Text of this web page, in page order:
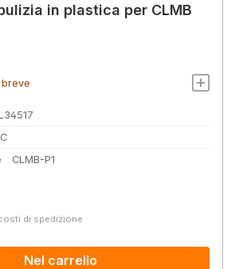
in plastica per CLMB
CLMB-P1
di spedizione
Nel carrello